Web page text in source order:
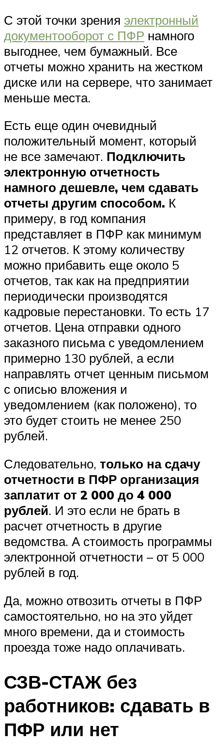
С этой точки зрения электронный
документооборот с ПФР намного
выгоднее, чем бумажный. Все
отчеты можно хранить на жестком
диске или на сервере, что занимает
меньше места.
Есть еще один очевидный
положительный момент, который
не все замечают. Подключить
электронную отчетность
намного дешевле, чем сдавать
отчеты другим способом. К
примеру, в год компания
представляет в ПФР как минимум
12 отчетов. К этому количеству
можно прибавить еще около 5
отчетов, так как на предприятии
периодически производятся
кадровые перестановки. То есть 17
отчетов. Цена отправки одного
заказного письма с уведомлением
примерно 130 рублей, а если
направлять отчет ценным письмом
с описью вложения и
уведомлением (как положено), то
это будет стоить не менее 250
рублей.
Следовательно, только на сдачу
отчетности в ПФР организация
заплатит от 2 000 до 4 000
рублей. И это если не брать в
расчет отчетность в другие
ведомства. А стоимость программы
электронной отчетности – от 5 000
рублей в год.
Да, можно отвозить отчеты в ПФР
самостоятельно, но на это уйдет
много времени, да и стоимость
проезда тоже надо оплачивать.
СЗВ-СТАЖ без
работников: сдавать в
ПФР или нет